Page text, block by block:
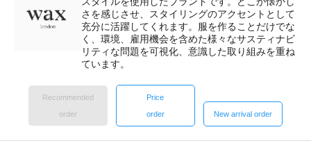
さを感じさせ、スタイリングのアクセントとして
充分に活躍してくれます。服を作ることだけでな
く、環境、雇用機会を含めた様々なサスティナビ
リティな問題を可視化、意識した取り組みを重ね
ています。
Recommended
order
Price
order
New arrival order